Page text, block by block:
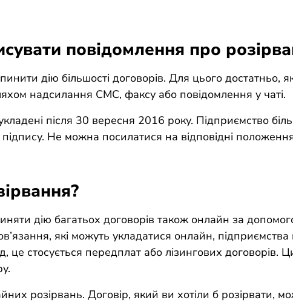
повідомлення про
дію більшості договорів. Для цього достатньо,
надсилання СМС, факсу або повідомлення у чаті.
після 30 вересня 2016 року. Підприємство
підпису. Не можна посилатися на відповідні
дію багатьох договорів також онлайн за
які можуть укладатися онлайн,
це стосується передплат або лізингових договорів.
розірвань. Договір, який ви хотіли б розірвати,